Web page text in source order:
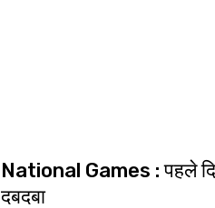
National Games : पहले
दबदबा